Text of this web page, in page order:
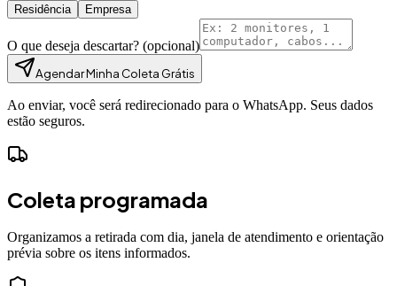
Residência Empresa
O que deseja descartar? (opcional)
Agendar Minha Coleta Grátis
Ao enviar, você será redirecionado para o WhatsApp. Seus dados
estão seguros.
Coleta programada
Organizamos a retirada com dia, janela de atendimento e orientação
prévia sobre os itens informados.